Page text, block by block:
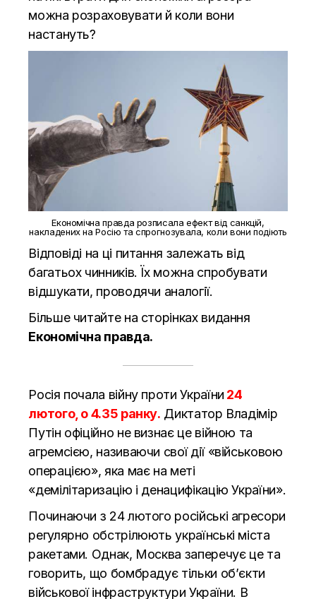
можна розраховувати й коли вони
настануть?
Економічна правда розписала ефект від санкцій,
накладених на Росію та спрогнозувала, коли вони подіють
Відповіді на ці питання залежать від
багатьох чинників. Їх можна спробувати
відшукати, проводячи аналогії.
Більше читайте на сторінках видання
Економічна правда.
Росія почала війну проти України 24
лютого, о 4.35 ранку. Диктатор Владімір
Путін офіційно не визнає це війною та
агремсією, називаючи свої дії «військовою
операцією», яка має на меті
«демілітаризацію і денацифікацію України».
Починаючи з 24 лютого російські агресори
регулярно обстрілюють українські міста
ракетами. Однак, Москва заперечує це та
говорить, що бомбрадує тільки об’єкти
військової інфраструктури України. В